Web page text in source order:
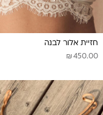
חזיית אלור לבנה
₪ 450.00